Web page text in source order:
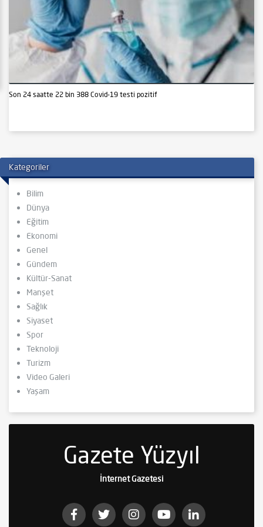
Son 24 saatte 22 bin 388 Covid-19 testi pozitif
Kategoriler
Bilim
Dünya
Eğitim
Ekonomi
Genel
Gündem
Kültür-Sanat
Manşet
Sağlık
Siyaset
Spor
Teknoloji
Turizm
Video Galeri
Yaşam
Gazete Yüzyıl
İnternet Gazetesi